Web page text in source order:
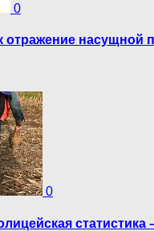
0
отражение насущной
0